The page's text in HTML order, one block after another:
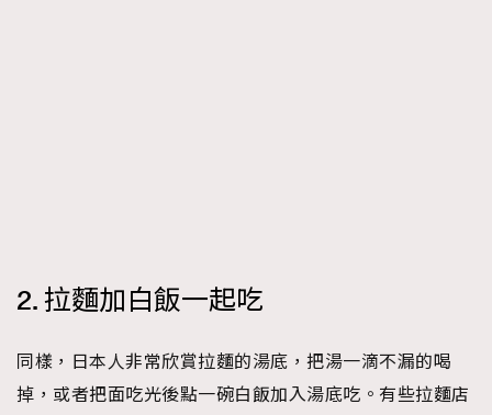
2. 拉麵加白飯一起吃
同樣，日本人非常欣賞拉麵的湯底，把湯一滴不漏的喝
掉，或者把面吃光後點一碗白飯加入湯底吃。有些拉麵店